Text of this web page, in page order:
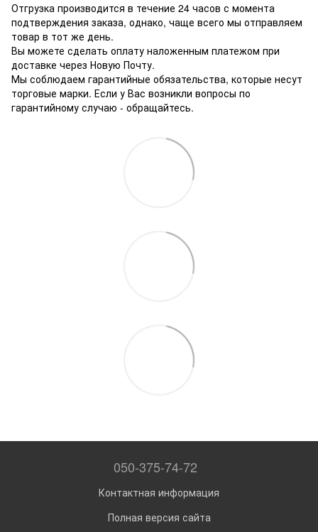
Отгрузка производится в течение 24 часов с момента
подтверждения заказа, однако, чаще всего мы отправляем
товар в тот же день.
Вы можете сделать оплату наложенным платежом при
доставке через Новую Почту.
Мы соблюдаем гарантийные обязательства, которые несут
торговые марки. Если у Вас возникли вопросы по
гарантийному случаю - обращайтесь.
050-375-74-72
Контактная информация
Полная версия сайта